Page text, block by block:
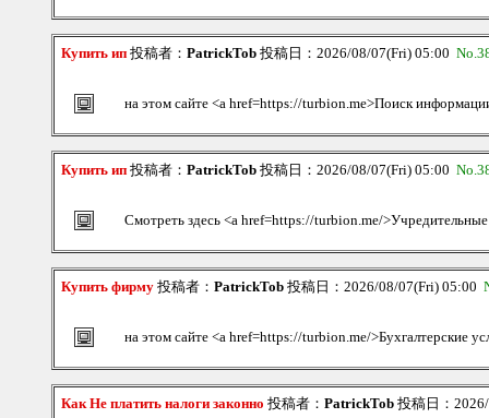
Купить ип 投稿者： PatrickTob 投稿日：2026/08/07(Fri) 05:00
на этом сайте <a href=https://turbion.me>Поиск
Купить ип 投稿者： PatrickTob 投稿日：2026/08/07(Fri) 05:00
Смотреть здесь <a href=https://turbion.me/
Купить фирму 投稿者： PatrickTob 投稿日：2026/08/07(Fri) 05:00
на этом сайте <a href=https://turbion.me/>Бухгалтерские
Как Не платить налоги законно 投稿者： PatrickTob 投稿日：